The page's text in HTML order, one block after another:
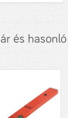
és hasonló